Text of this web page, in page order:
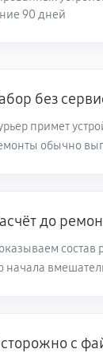
90 дней
без
примет
обычно
до
состав
начала
с